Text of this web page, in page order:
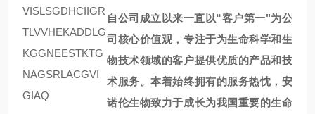
VISLSGDHCIIGR
TLVVHEKADDLG
KGGNEESTKTG
NAGSRLACGVI
GIAQ
自公司成立以来一直以“客户第一"为公
司核心价值观，专注于为生命科学和生
物技术领域的客户提供优质的产品和技
术服务。本着始终拥有的服务热忱，安
诺伦生物致力于成长为我国重要的生命